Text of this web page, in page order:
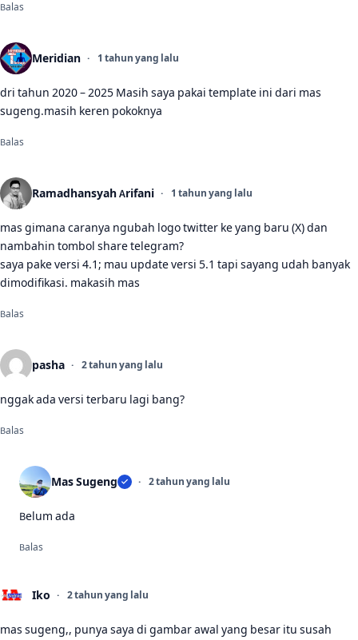
Balas
Meridian 1 tahun yang lalu
dri tahun 2020 – 2025 Masih saya pakai template ini dari mas
sugeng.masih keren pokoknya
Balas
Ramadhansyah Arifani 1 tahun yang lalu
mas gimana caranya ngubah logo twitter ke yang baru (X) dan
nambahin tombol share telegram?
saya pake versi 4.1; mau update versi 5.1 tapi sayang udah banyak
dimodifikasi. makasih mas
Balas
pasha 2 tahun yang lalu
nggak ada versi terbaru lagi bang?
Balas
Mas Sugeng 2 tahun yang lalu
Belum ada
Balas
Iko 2 tahun yang lalu
mas sugeng,, punya saya di gambar awal yang besar itu susah